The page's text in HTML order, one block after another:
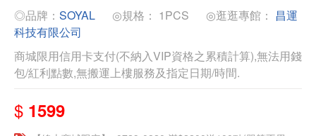
◎品牌： SOYAL ◎規格： 1PCS ◎逛逛專館： 昌運
科技有限公司
商城限用信用卡支付(不納入VIP資格之累積計算),無法用錢
包/紅利點數,無搬運上樓服務及指定日期/時間.
$ 1599